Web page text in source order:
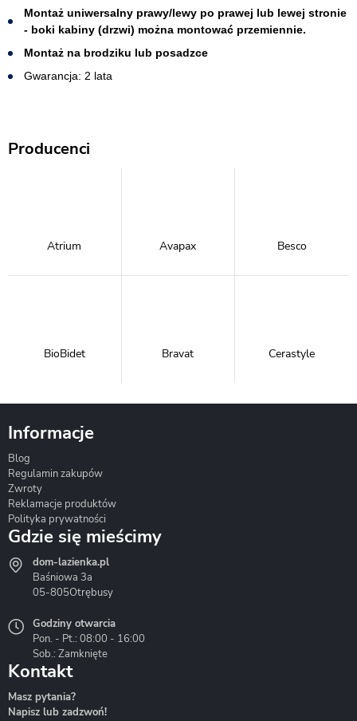
Montaż uniwersalny prawy/lewy po prawej lub lewej stronie
- boki kabiny (drzwi) można montować przemiennie.
Montaż na brodziku lub posadzce
Gwarancja: 2 lata
Producenci
Atrium Avapax Besco
BioBidet Bravat Cerastyle
Hydrostop
Liveno
Informacje
Blog
Regulamin zakupów
Zwroty
Reklamacje produktów
Polityka prywatności
Gdzie się mieścimy
dom-lazienka.pl
Baśniowa 3a
05-805Otrębusy
Godziny otwarcia
Pon. - Pt.: 08:00 - 16:00
Sob.: Zamknięte
Kontakt
Masz pytania?
Napisz lub zadzwoń!